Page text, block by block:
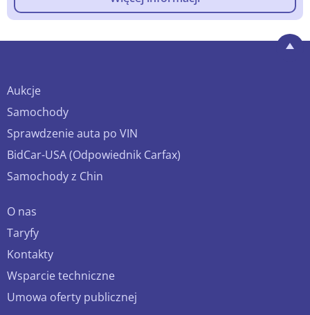
Aukcje
Samochody
Sprawdzenie auta po VIN
BidCar-USA (Odpowiednik Carfax)
Samochody z Chin
O nas
Taryfy
Kontakty
Wsparcie techniczne
Umowa oferty publicznej